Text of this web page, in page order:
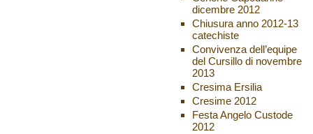
dicembre 2012
Chiusura anno 2012-13
catechiste
Convivenza dell’equipe
del Cursillo di novembre
2013
Cresima Ersilia
Cresime 2012
Festa Angelo Custode
2012